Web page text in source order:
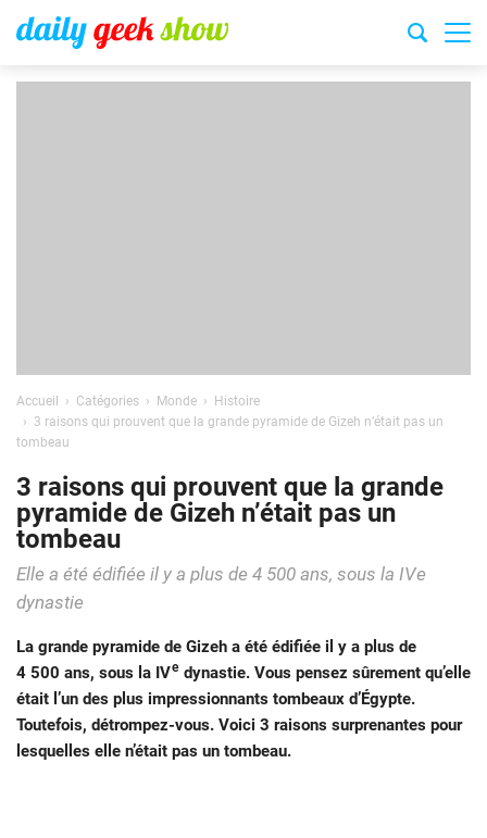
Accueil Catégories Monde
Histoire
3 raisons qui prouvent que la grande pyramide de Gizeh n’était pas un
tombeau
3 raisons qui prouvent que la grande
pyramide de Gizeh n’était pas un
tombeau
Elle a été édifiée il y a plus de 4 500 ans, sous la IVe
dynastie
La grande pyramide de Gizeh a été édifiée il y a plus de
4 500 ans, sous la IVe dynastie. Vous pensez sûrement qu’elle
était l’un des plus impressionnants tombeaux d’Égypte.
Toutefois, détrompez-vous. Voici 3 raisons surprenantes pour
lesquelles elle n’était pas un tombeau.